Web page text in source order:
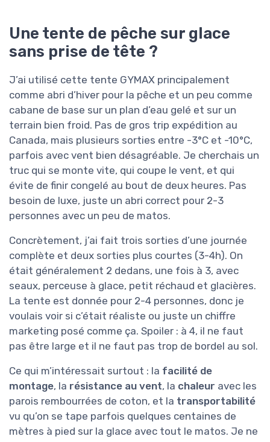
Une tente de pêche sur glace
sans prise de tête ?
J’ai utilisé cette tente GYMAX principalement
comme abri d’hiver pour la pêche et un peu comme
cabane de base sur un plan d’eau gelé et sur un
terrain bien froid. Pas de gros trip expédition au
Canada, mais plusieurs sorties entre -3°C et -10°C,
parfois avec vent bien désagréable. Je cherchais un
truc qui se monte vite, qui coupe le vent, et qui
évite de finir congelé au bout de deux heures. Pas
besoin de luxe, juste un abri correct pour 2-3
personnes avec un peu de matos.
Concrètement, j’ai fait trois sorties d’une journée
complète et deux sorties plus courtes (3-4h). On
était généralement 2 dedans, une fois à 3, avec
seaux, perceuse à glace, petit réchaud et glacières.
La tente est donnée pour 2-4 personnes, donc je
voulais voir si c’était réaliste ou juste un chiffre
marketing posé comme ça. Spoiler : à 4, il ne faut
pas être large et il ne faut pas trop de bordel au sol.
Ce qui m’intéressait surtout : la facilité de
montage, la résistance au vent, la chaleur avec les
parois rembourrées de coton, et la transportabilité
vu qu’on se tape parfois quelques centaines de
mètres à pied sur la glace avec tout le matos. Je ne